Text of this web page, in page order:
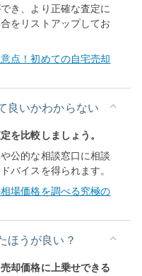
き、より正確な査定に
をリストアップしてお
点！初めての自宅売却
良いかわからない
を比較しましょう。
公的な相談窓口に相談
バイスを得られます。
場価格を調べる究極の
ほうが良い？
却価格に上乗せできる